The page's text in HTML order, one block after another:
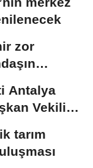
zor
Antalya
Vekili
tarım